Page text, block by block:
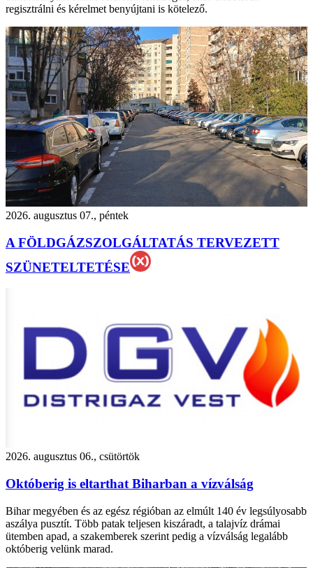
regisztrálni és kérelmet benyújtani is kötelező.
2026. augusztus 07., péntek
A FÖLDGÁZSZOLGÁLTATÁS TERVEZETT
SZÜNETELTETÉSE
2026. augusztus 06., csütörtök
Októberig is eltarthat Biharban a vízválság
Bihar megyében és az egész régióban az elmúlt 140 év legsúlyosabb
aszálya pusztít. Több patak teljesen kiszáradt, a talajvíz drámai
ütemben apad, a szakemberek szerint pedig a vízválság legalább
októberig velünk marad.